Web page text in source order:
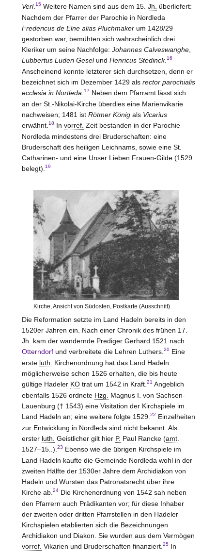
Verl. 15Weitere Namen sind aus dem 15. Jh.
überliefert:
Nachdem der Pfarrer der Parochie in Nordleda
Fredericus de Elne alias Pluchmakerum 1428/29
gestorben war, bemühten sich wahrscheinlich drei
Kleriker um seine Nachfolge: Johannes Calveswanghe,
Lubbertus Luderi Geselund Henricus Stedinck. 16
Anscheinend konnte letzterer sich durchsetzen, denn er
bezeichnet sich im Dezember 1429 als rector parochialis
ecclesia in Nortleda 17 Neben dem Pfarramt lässt sich
an der St.-Nikolai-Kirche überdies eine Marienvikarie
nachweisen; 1481 ist Rötmer Königals Vicarius
erwähnt. 18 In vorref. Zeit bestanden in der Parochie
Nordleda mindestens drei Bruderschaften: eine
Bruderschaft des heiligen Leichnams, sowie eine St.
Catharinen- und eine Unser Lieben Frauen-Gilde (1529
belegt). 19
Kirche, Ansicht von Südosten, Postkarte (Ausschnitt)
Die Reformation setzte im Land Hadeln bereits in den
1520er Jahren ein. Nach einer Chronik des frühen 17.
Jh.
kam der wandernde Prediger Gerhard 1521 nach
Otterndorfund verbreitete die Lehren Luthers. 20Eine
erste luth.
Kirchenordnung hat das Land Hadeln
möglicherweise schon 1526 erhalten, die bis heute
gültige Hadeler KOtrat um 1542 in Kraft. 21 Angeblich
ebenfalls 1526 ordnete Hzg. Magnus I. von Sachsen-
Lauenburg († 1543) eine Visitation der Kirchspiele im
Land Hadeln an; eine weitere folgte 1529. 22 Einzelheiten
zur Entwicklung in Nordleda sind nicht bekannt. Als
erster luth. Geistlicher gilt hier P. Paul Rancke (amt.
1527–15..). 23 Ebenso wie die übrigen Kirchspiele im
Land Hadeln kaufte die Gemeinde Nordleda wohl in der
zweiten Hälfte der 1530er Jahre dem Archidiakon von
Hadeln und Wursten das Patronatsrecht über ihre
Kirche ab. 24Die Kirchenordnung von 1542 sah neben
den Pfarrern auch Prädikanten vor; für diese Inhaber
der zweiten oder dritten Pfarrstellen in den Hadeler
Kirchspielen etablierten sich die Bezeichnungen
Archidiakon und Diakon. Sie wurden aus dem Vermögen
vorref. Vikarien und Bruderschaften finanziert. 25In